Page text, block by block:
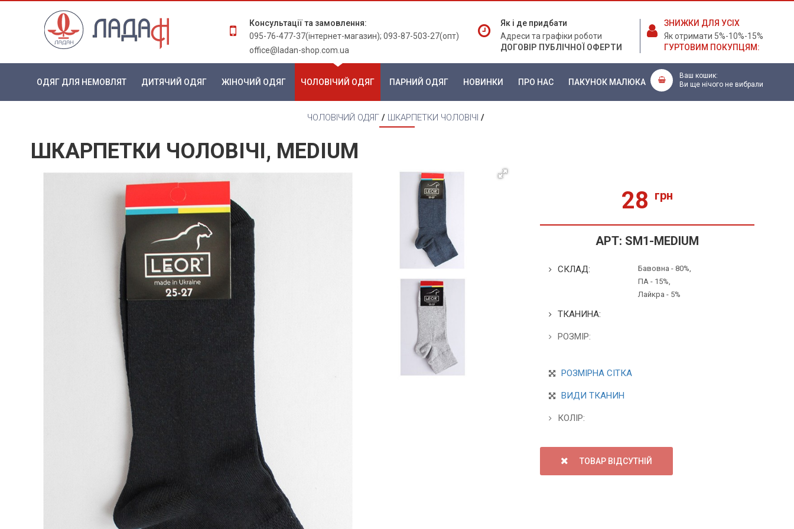
Консультації та замовлення:
095-76-477-37(інтернет-магазин); 093-87-503-27(опт)
office@ladan-shop.com.ua
Як і де придбати
Адреси та графіки роботи
ДОГОВІР ПУБЛІЧНОЇ ОФЕРТИ
ЗНИЖКИ ДЛЯ УСІХ
Як отримати 5%-10%-15%
ГУРТОВИМ ПОКУПЦЯМ:
ОДЯГ ДЛЯ НЕМОВЛЯТ ДИТЯЧИЙ ОДЯГ ЖІНОЧИЙ ОДЯГ ЧОЛОВІЧИЙ ОДЯГ ПАРНИЙ ОДЯГ НОВИНКИ ПРО НАС ПАКУНОК МАЛЮКА
Ваш кошик:
Ви ще нічого не вибрали
ЧОЛОВІЧИЙ ОДЯГ / ШКАРПЕТКИ ЧОЛОВІЧІ /
ШКАРПЕТКИ ЧОЛОВІЧІ, MEDIUM
28 грн
АРТ: SM1-MEDIUM
СКЛАД:
Бавовна - 80%,
ПА - 15%,
Лайкра - 5%
ТКАНИНА:
РОЗМІР:
РОЗМІРНА СІТКА
ВИДИ ТКАНИН
КОЛІР:
ТОВАР ВІДСУТНІЙ